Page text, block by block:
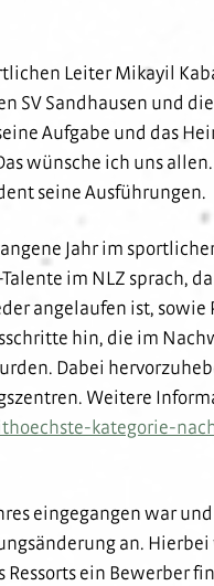
Leiter Mikayil
SV Sandhausen und
Aufgabe und das
wünsche ich uns
seine Ausführungen.
Jahr im
im NLZ sprach,
angelaufen ist, sowie
hin, die im
Dabei
Weitere
kategorie-
eingegangen war
an. Hierbei
ein Bewerber